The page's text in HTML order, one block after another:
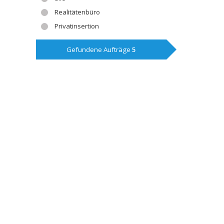
Realitätenbüro
Privatinsertion
Gefundene Aufträge5